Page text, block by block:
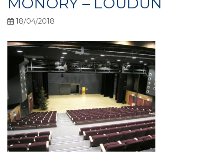
18/04/2018